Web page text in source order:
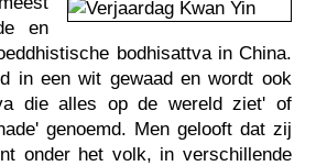
en
bodhisattva in China.
in een wit gewaad en wordt ook
die alles op de wereld ziet' of
genoemd. Men gelooft dat zij
onder het volk, in verschillende